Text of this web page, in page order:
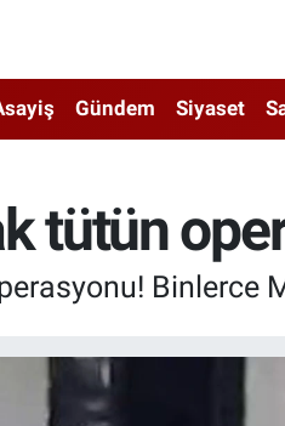
Gündem Siyaset
tütün
Binlerce